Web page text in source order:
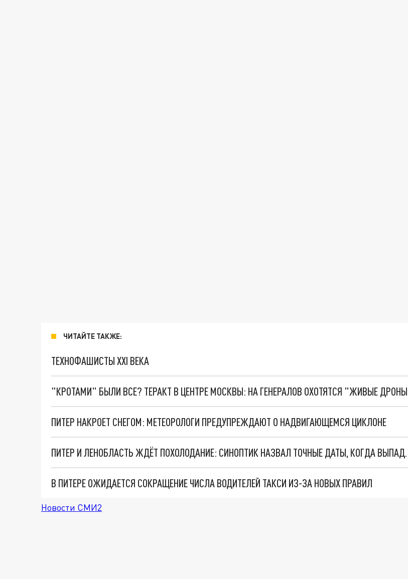
ЧИТАЙТЕ ТАКЖЕ:
ТЕХНОФАШИСТЫ XXI ВЕКА
"КРОТАМИ" БЫЛИ ВСЕ? ТЕРАКТ В ЦЕНТРЕ МОСКВЫ: НА ГЕНЕРАЛОВ ОХОТЯТСЯ "ЖИВЫЕ
ПИТЕР НАКРОЕТ СНЕГОМ: МЕТЕОРОЛОГИ ПРЕДУПРЕЖДАЮТ О НАДВИГАЮЩЕМСЯ ЦИКЛОНЕ
ПИТЕР И ЛЕНОБЛАСТЬ
В ПИТЕРЕ ОЖИДАЕТСЯ СОКРАЩЕНИЕ ЧИСЛА ВОДИТЕЛЕЙ ТАКСИ ИЗ-ЗА НОВЫХ ПРАВИЛ
Новости СМИ2